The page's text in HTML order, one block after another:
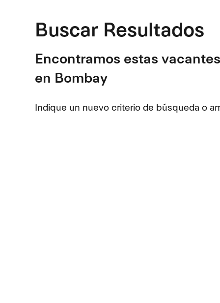
Buscar Resultados
Encontramos estas
en Bombay
Indique un nuevo criterio de búsqueda o